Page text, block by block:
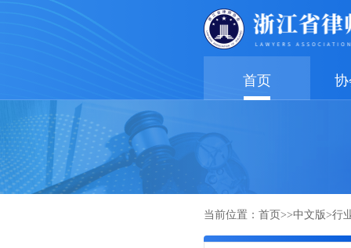
首页
当前位置： 首页 >>中文版>行